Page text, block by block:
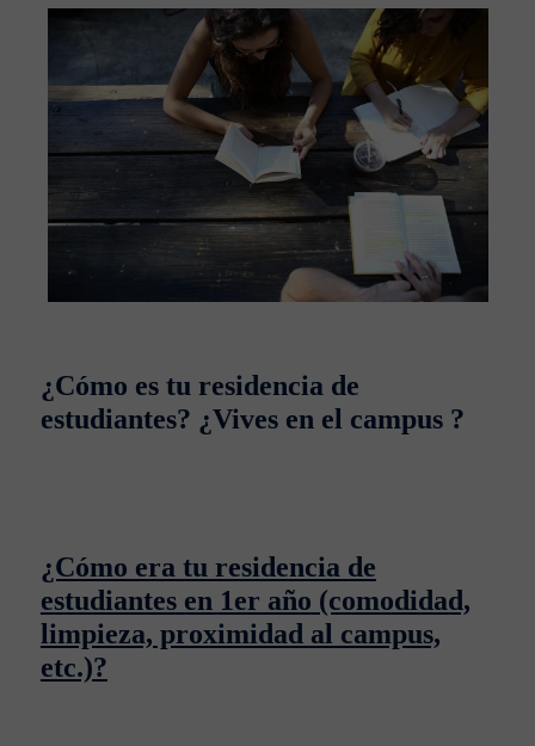
¿Cómo es tu residencia de
estudiantes? ¿Vives en el campus ?
¿Cómo era tu residencia de
estudiantes en 1er año (comodidad,
limpieza, proximidad al campus,
etc.)?